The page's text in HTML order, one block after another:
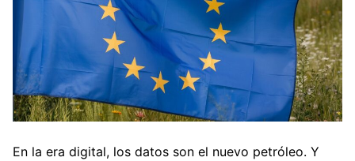
En la era digital, los datos son el nuevo petróleo. Y